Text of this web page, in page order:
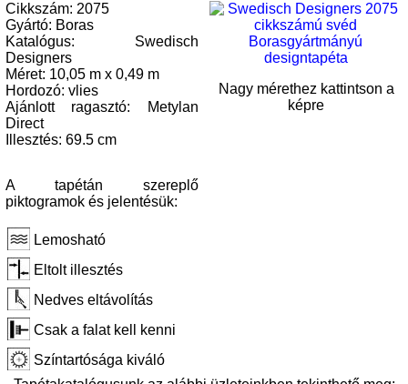
Cikkszám: 2075
Gyártó: Boras
Katalógus: Swedisch
Designers
Méret: 10,05 m x 0,49 m
Hordozó: vlies
Ajánlott ragasztó: Metylan
Direct
Illesztés: 69.5 cm
A tapétán szereplő
piktogramok és jelentésük:
Lemosható
Eltolt illesztés
Nedves eltávolítás
Csak a falat kell kenni
Színtartósága kiváló
Nagy mérethez kattintson a
képre